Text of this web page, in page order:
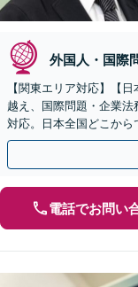
外国人・国際
【関東エリア対応】【
越え、国際問題・企業
対応。日本全国どこか
歩を踏み出してみませ
電話でお問い